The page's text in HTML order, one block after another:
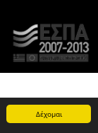
Δέχομαι